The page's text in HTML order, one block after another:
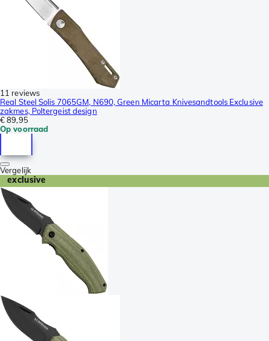
11 reviews
Real Steel Solis 7065GM, N690, Green Micarta Knivesandtools Exclusive
zakmes, Poltergeist design
€ 89,95
Op voorraad
Vergelijk
exclusive